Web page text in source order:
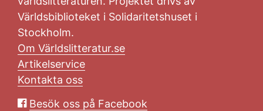
Världsbiblioteket i Solidaritetshuset i
Stockholm.
Om Världslitteratur.se
Artikelservice
Kontakta oss
Besök oss på Facebook